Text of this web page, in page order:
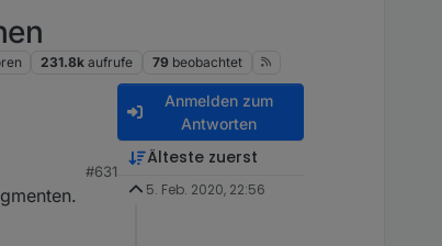
231.8k aufrufe 79 beobachtet
gleich
invertiert
#631
Anmelden zum
Antworten
Älteste zuerst
5. Feb. 2020, 22:56